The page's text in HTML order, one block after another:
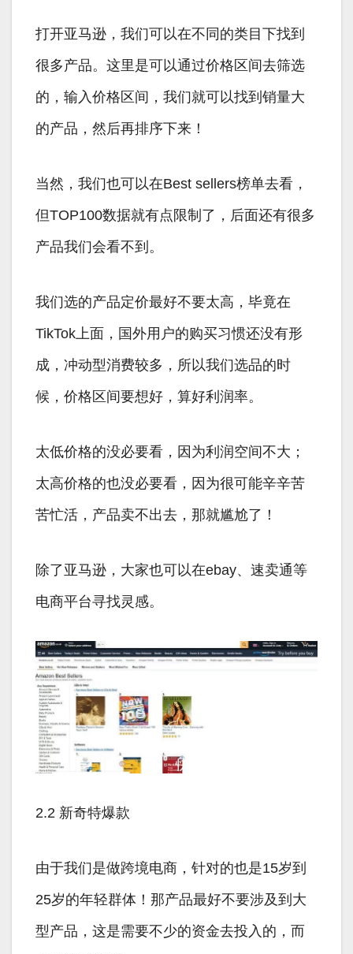
打开亚马逊，我们可以在不同的类目下找到
很多产品。这里是可以通过价格区间去筛选
的，输入价格区间，我们就可以找到销量大
的产品，然后再排序下来！
当然，我们也可以在Best sellers榜单去看，
但TOP100数据就有点限制了，后面还有很多
产品我们会看不到。
我们选的产品定价最好不要太高，毕竟在
TikTok上面，国外用户的购买习惯还没有形
成，冲动型消费较多，所以我们选品的时
候，价格区间要想好，算好利润率。
太低价格的没必要看，因为利润空间不大；
太高价格的也没必要看，因为很可能辛辛苦
苦忙活，产品卖不出去，那就尴尬了！
除了亚马逊，大家也可以在ebay、速卖通等
电商平台寻找灵感。
2.2 新奇特爆款
由于我们是做跨境电商，针对的也是15岁到
25岁的年轻群体！那产品最好不要涉及到大
型产品，这是需要不少的资金去投入的，而